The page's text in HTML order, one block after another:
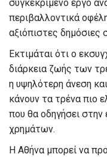
συγκεκριμένο έργο
περιβαλλοντικά
αξιόπιστες δημόσιες
Εκτιμάται ότι ο
διάρκεια ζωής των
η υψηλότερη άνεση
κάνουν τα τρένα πιο
που θα οδηγήσει στην
χρημάτων.
Η Αθήνα μπορεί να